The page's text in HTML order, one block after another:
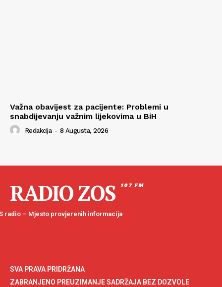
Važna obavijest za pacijente: Problemi u
snabdijevanju važnim lijekovima u BiH
Redakcija - 8 Augusta, 2026
RADIO ZOS 107 FM
radio – Mjesto provjerenih informacija
SVA PRAVA PRIDRŽANA
ZABRANJENO PREUZIMANJE SADRŽAJA BEZ DOZVOLE